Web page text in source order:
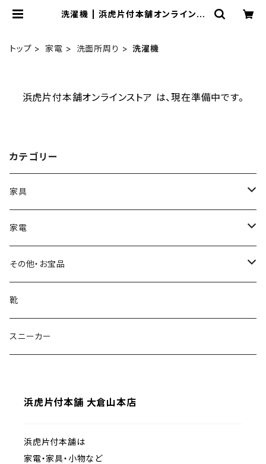
洗濯機 | 浜虎片付本舗オンラインス
トップ 家電 洗面所周り 洗濯機
浜虎片付本舗オンラインストア は、現在準備中です。
カテゴリー
家具
机・デスク・テーブル
ローテーブル
折りたたみテーブル
デスク
収納
タンス・チェスト
本棚・ラック・シェルフ
チェア・椅子・ソファ
オフィスチェア・デスクチェア
カウンターチェア
家電
キッチン周り
冷蔵庫
炊飯器
2ドア
洗面所周り
洗濯機
アイロン・スチームアイロン
リビング・その他
録画用周辺機器
エアコン
スタンドライト
デスクライト
その他・お宝品
花瓶
ティーカップ
靴
スニーカー
浜虎片付本舗 大倉山本店
浜虎片付本舗は
家電・家具・小物など